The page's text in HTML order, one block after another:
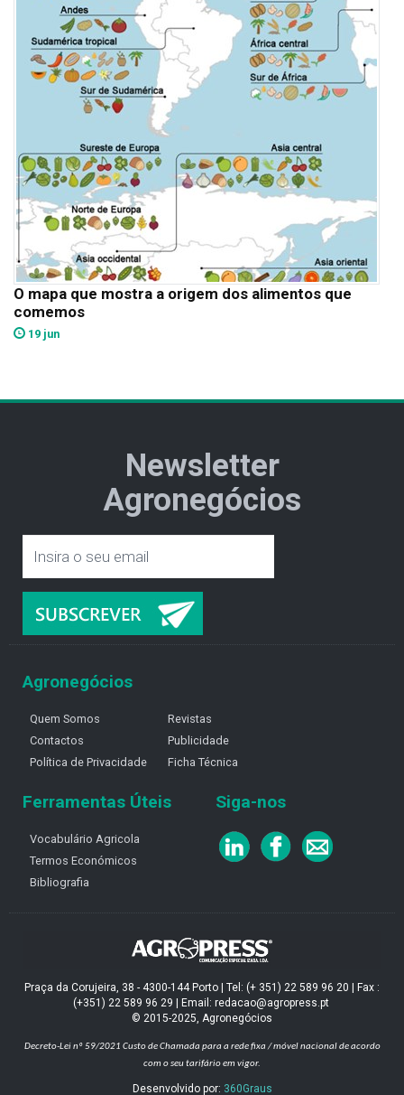
O mapa que mostra a origem dos alimentos que
comemos
19 jun
Newsletter
Agronegócios
Agronegócios
Quem Somos
Contactos
Política de Privacidade
Revistas
Publicidade
Ficha Técnica
Ferramentas Úteis
Vocabulário Agricola
Termos Económicos
Bibliografia
Siga-nos
Praça da Corujeira, 38 - 4300-144 Porto | Tel: (+ 351) 22 589 96 20 | Fax :
(+351) 22 589 96 29 | Email: redacao@agropress.pt
© 2015-2025, Agronegócios
Decreto-Lei nº 59/2021 Custo de Chamada para a rede fixa / móvel nacional de acordo
com o seu tarifário em vigor.
Desenvolvido por: 360Graus